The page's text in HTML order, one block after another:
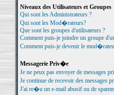
Niveaux des Utilisateurs et Groupes
Qui sont les Administrateurs ?
Qui sont les Mod�rateurs?
Que sont les groupes d'utilisateurs ?
Comment puis-je joindre un groupe
Comment puis-je devenir le
Messagerie Priv�e
Je ne peux pas envoyer de messages
Je continue de recevoir des
J'ai re�u un e-mail abusif ou de